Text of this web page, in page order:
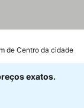
de Centro da cidade
exatos.